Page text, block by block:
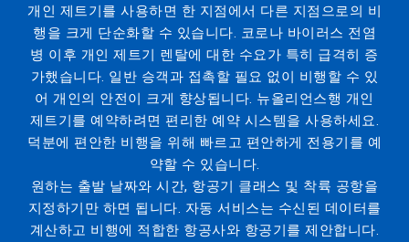
개인 제트기를 사용하면 한 지점에서 다른 지점으로의 비
행을 크게 단순화할 수 있습니다. 코로나 바이러스 전염
병 이후 개인 제트기 렌탈에 대한 수요가 특히 급격히 증
가했습니다. 일반 승객과 접촉할 필요 없이 비행할 수 있
어 개인의 안전이 크게 향상됩니다. 뉴올리언스행 개인
제트기를 예약하려면 편리한 예약 시스템을 사용하세요.
덕분에 편안한 비행을 위해 빠르고 편안하게 전용기를 예
약할 수 있습니다.
원하는 출발 날짜와 시간, 항공기 클래스 및 착륙 공항을
지정하기만 하면 됩니다. 자동 서비스는 수신된 데이터를
계산하고 비행에 적합한 항공사와 항공기를 제안합니다.